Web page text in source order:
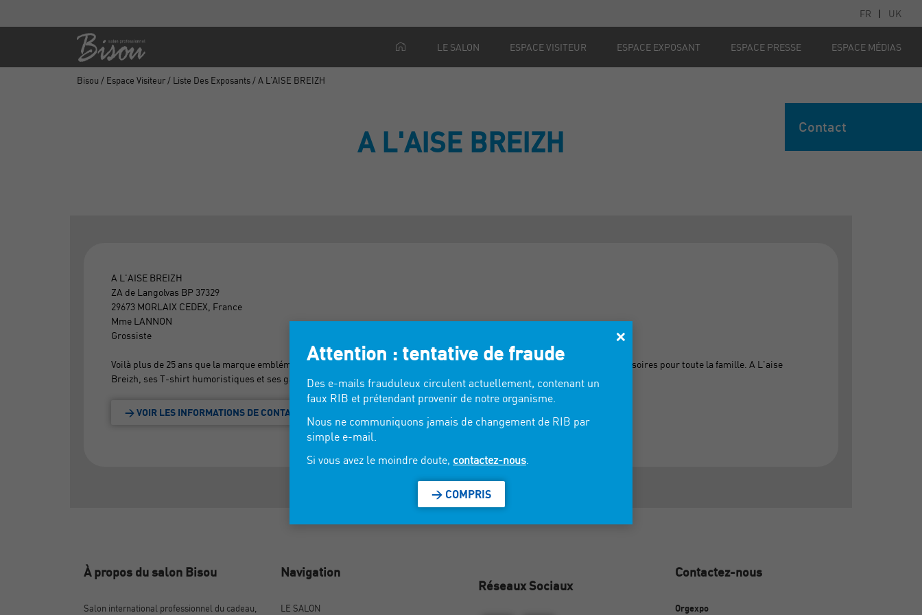
FR | UK
LE SALON ESPACE VISITEUR ESPACE EXPOSANT ESPACE PRESSE ESPACE MÉDIAS
Contact
Bisou / Espace Visiteur / Liste Des Exposants / A L'AISE BREIZH
A L'AISE BREIZH
A L'AISE BREIZH
ZA de Langolvas BP 37329
29673 MORLAIX CEDEX, France
Mme LANNON
Grossiste
Voilà plus de 25 ans que la marque emblématique bretonne et sa fidèle bigoudène propose des collections de textile et accessoires pour toute la famille. A L'aise
Breizh, ses T-shirt humoristiques et ses gammes variées sont à (re)découvrir au salon cette année.
> VOIR LES INFORMATIONS DE CONTACT
À propos du salon Bisou
Salon international professionnel du cadeau,
Navigation
LE SALON
Réseaux Sociaux
Contactez-nous
Orgexpo
×
Attention : tentative de fraude
Des e-mails frauduleux circulent actuellement, contenant un
faux RIB et prétendant provenir de notre organisme.
Nous ne communiquons jamais de changement de RIB par
simple e-mail.
Si vous avez le moindre doute, contactez-nous
> COMPRIS